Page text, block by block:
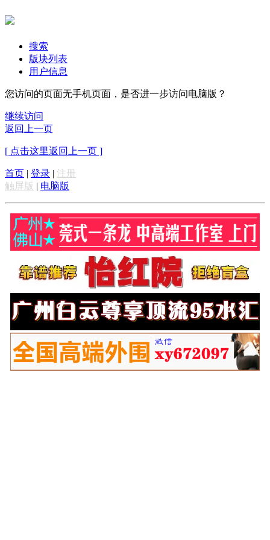
搜索
版块列表
用户信息
您访问的页面无手机页面，是否进一步访问电脑版？
继续访问
返回上一页
[ 点击这里返回上一页 ]
首页 | 登录 | 注册
触屏版 | 电脑版